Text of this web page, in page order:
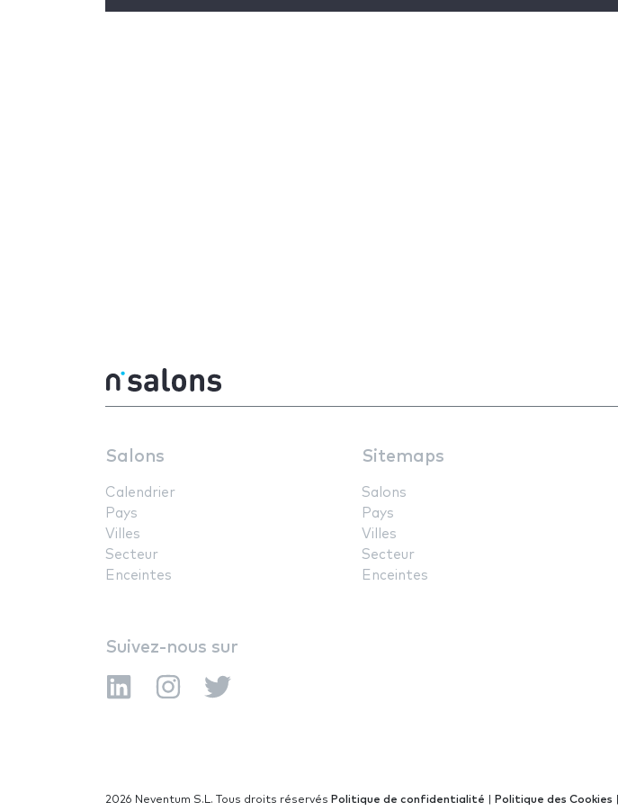
Salons
Calendrier
Pays
Villes
Secteur
Enceintes
Sitemaps
Salons
Pays
Villes
Secteur
Enceintes
Suivez-nous sur
2026 Neventum S.L. Tous droits réservés Politique de confidentialité Politique des Cookies